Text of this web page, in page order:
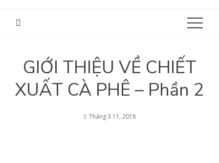
GIỚI THIỆU VỀ CHIẾT
XUẤT CÀ PHÊ – Phần 2
Tháng 3 11, 2018